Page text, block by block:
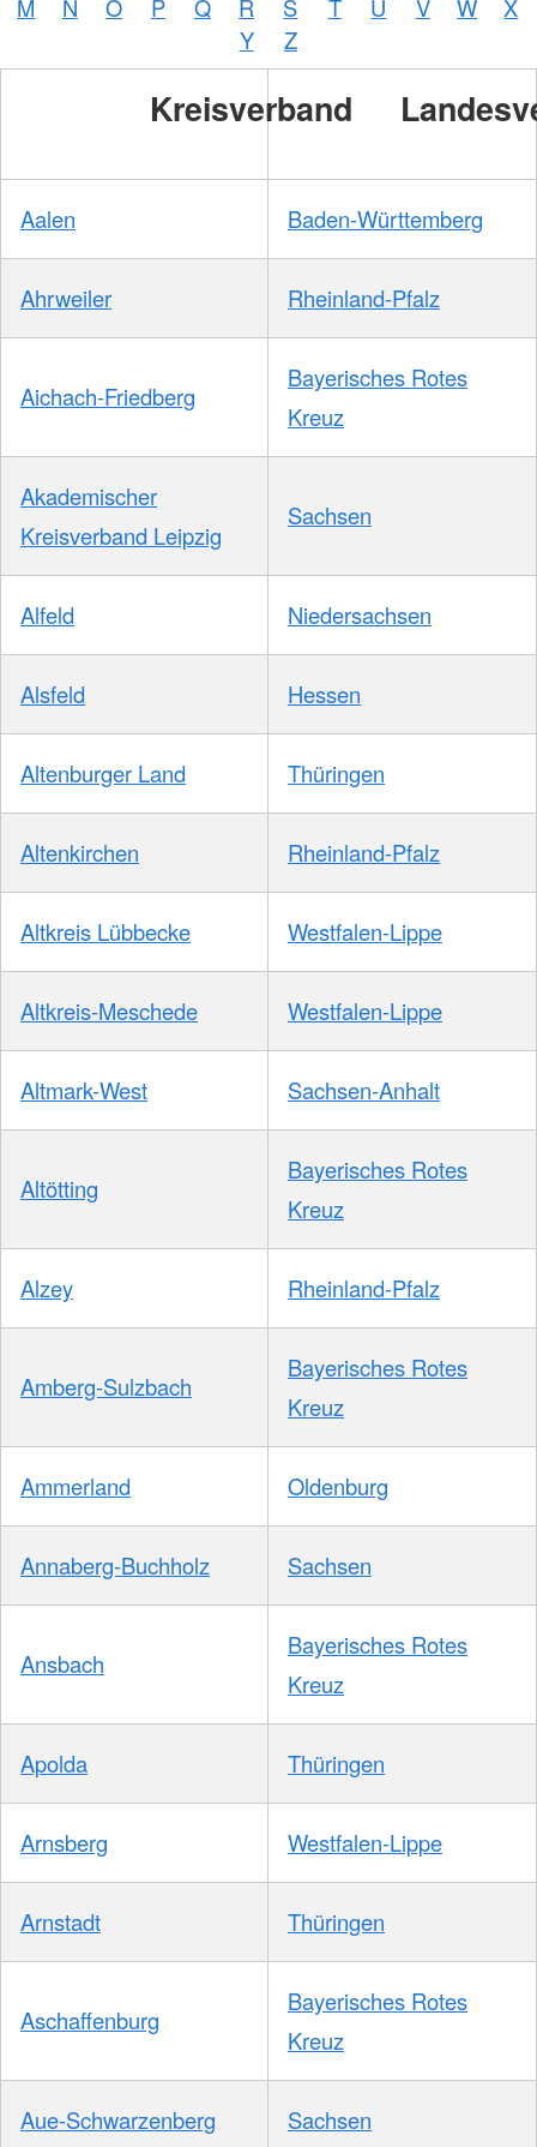
M
N O P Q R S T U V W
X
Y
Z
Kreisverband
Aalen Baden-Württemberg
Ahrweiler Rheinland-Pfalz
Aichach-Friedberg
Bayerisches Rotes
Kreuz
Akademischer
Kreisverband Leipzig
Sachsen
Alfeld Niedersachsen
Alsfeld Hessen
Altenburger Land Thüringen
Altenkirchen Rheinland-Pfalz
Altkreis Lübbecke Westfalen-Lippe
Altkreis-Meschede Westfalen-Lippe
Altmark-West Sachsen-Anhalt
Altötting
Bayerisches Rotes
Kreuz
Alzey Rheinland-Pfalz
Amberg-Sulzbach
Bayerisches Rotes
Kreuz
Ammerland Oldenburg
Annaberg-Buchholz Sachsen
Ansbach
Bayerisches Rotes
Kreuz
Apolda Thüringen
Arnsberg Westfalen-Lippe
Arnstadt Thüringen
Aschaffenburg
Bayerisches Rotes
Kreuz
Aue-Schwarzenberg Sachsen